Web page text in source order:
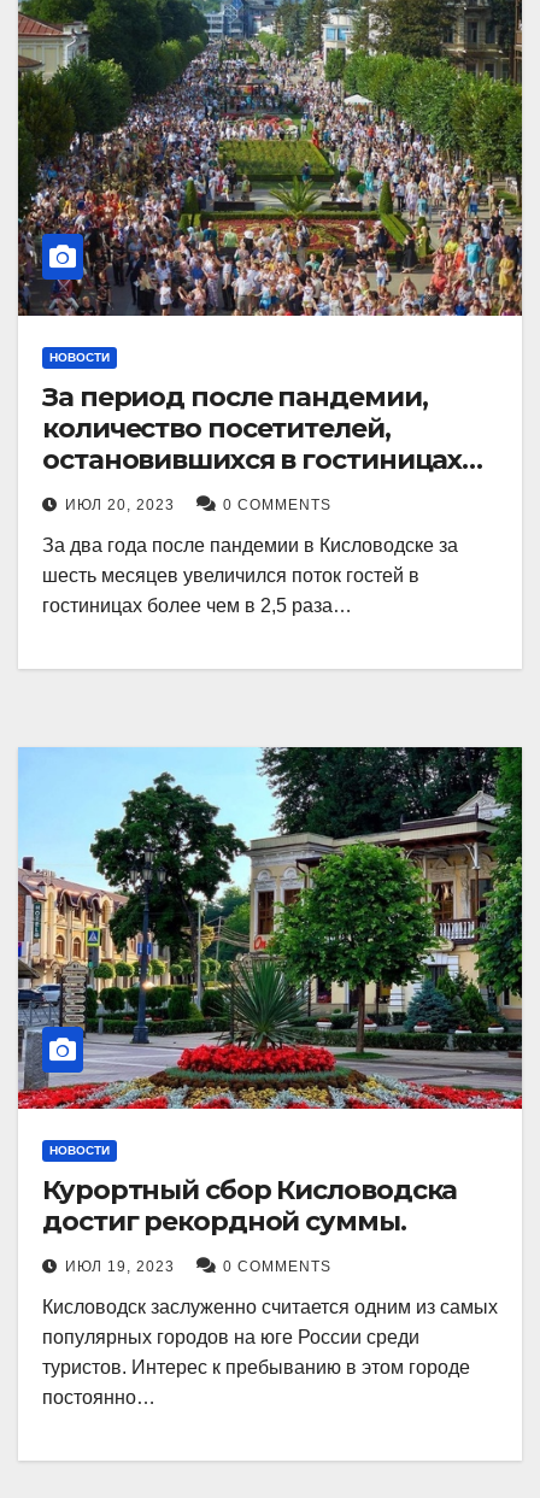
НОВОСТИ
За период после пандемии,
количество посетителей,
остановившихся в гостиницах
Кисловодска, выросло в 2,5 раза.
ИЮЛ 20, 2023 0 COMMENTS
За два года после пандемии в Кисловодске за
шесть месяцев увеличился поток гостей в
гостиницах более чем в 2,5 раза…
НОВОСТИ
Курортный сбор Кисловодска
достиг рекордной суммы.
ИЮЛ 19, 2023 0 COMMENTS
Кисловодск заслуженно считается одним из самых
популярных городов на юге России среди
туристов. Интерес к пребыванию в этом городе
постоянно…